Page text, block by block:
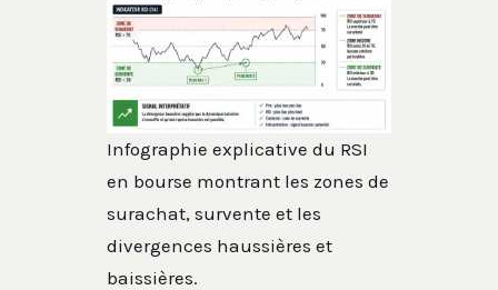
Infographie explicative du RSI
en bourse montrant les zones de
surachat, survente et les
divergences haussières et
baissières.